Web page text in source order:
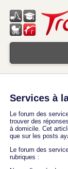
Services à
Le forum des
trouver des
à domicile. Cet
que sur les posts
Le forum des
rubriques :